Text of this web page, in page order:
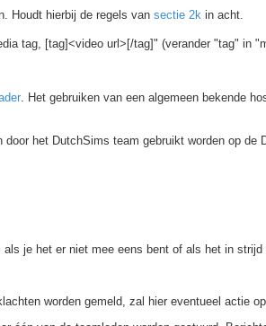
Houdt hierbij de regels van sectie 2k in acht.
tag, [tag]<video url>[/tag]" (verander "tag" in
. Het gebruiken van een algemeen bekende
het DutchSims team gebruikt worden op de
je het er niet mee eens bent of als het in
worden gemeld, zal hier eventueel actie